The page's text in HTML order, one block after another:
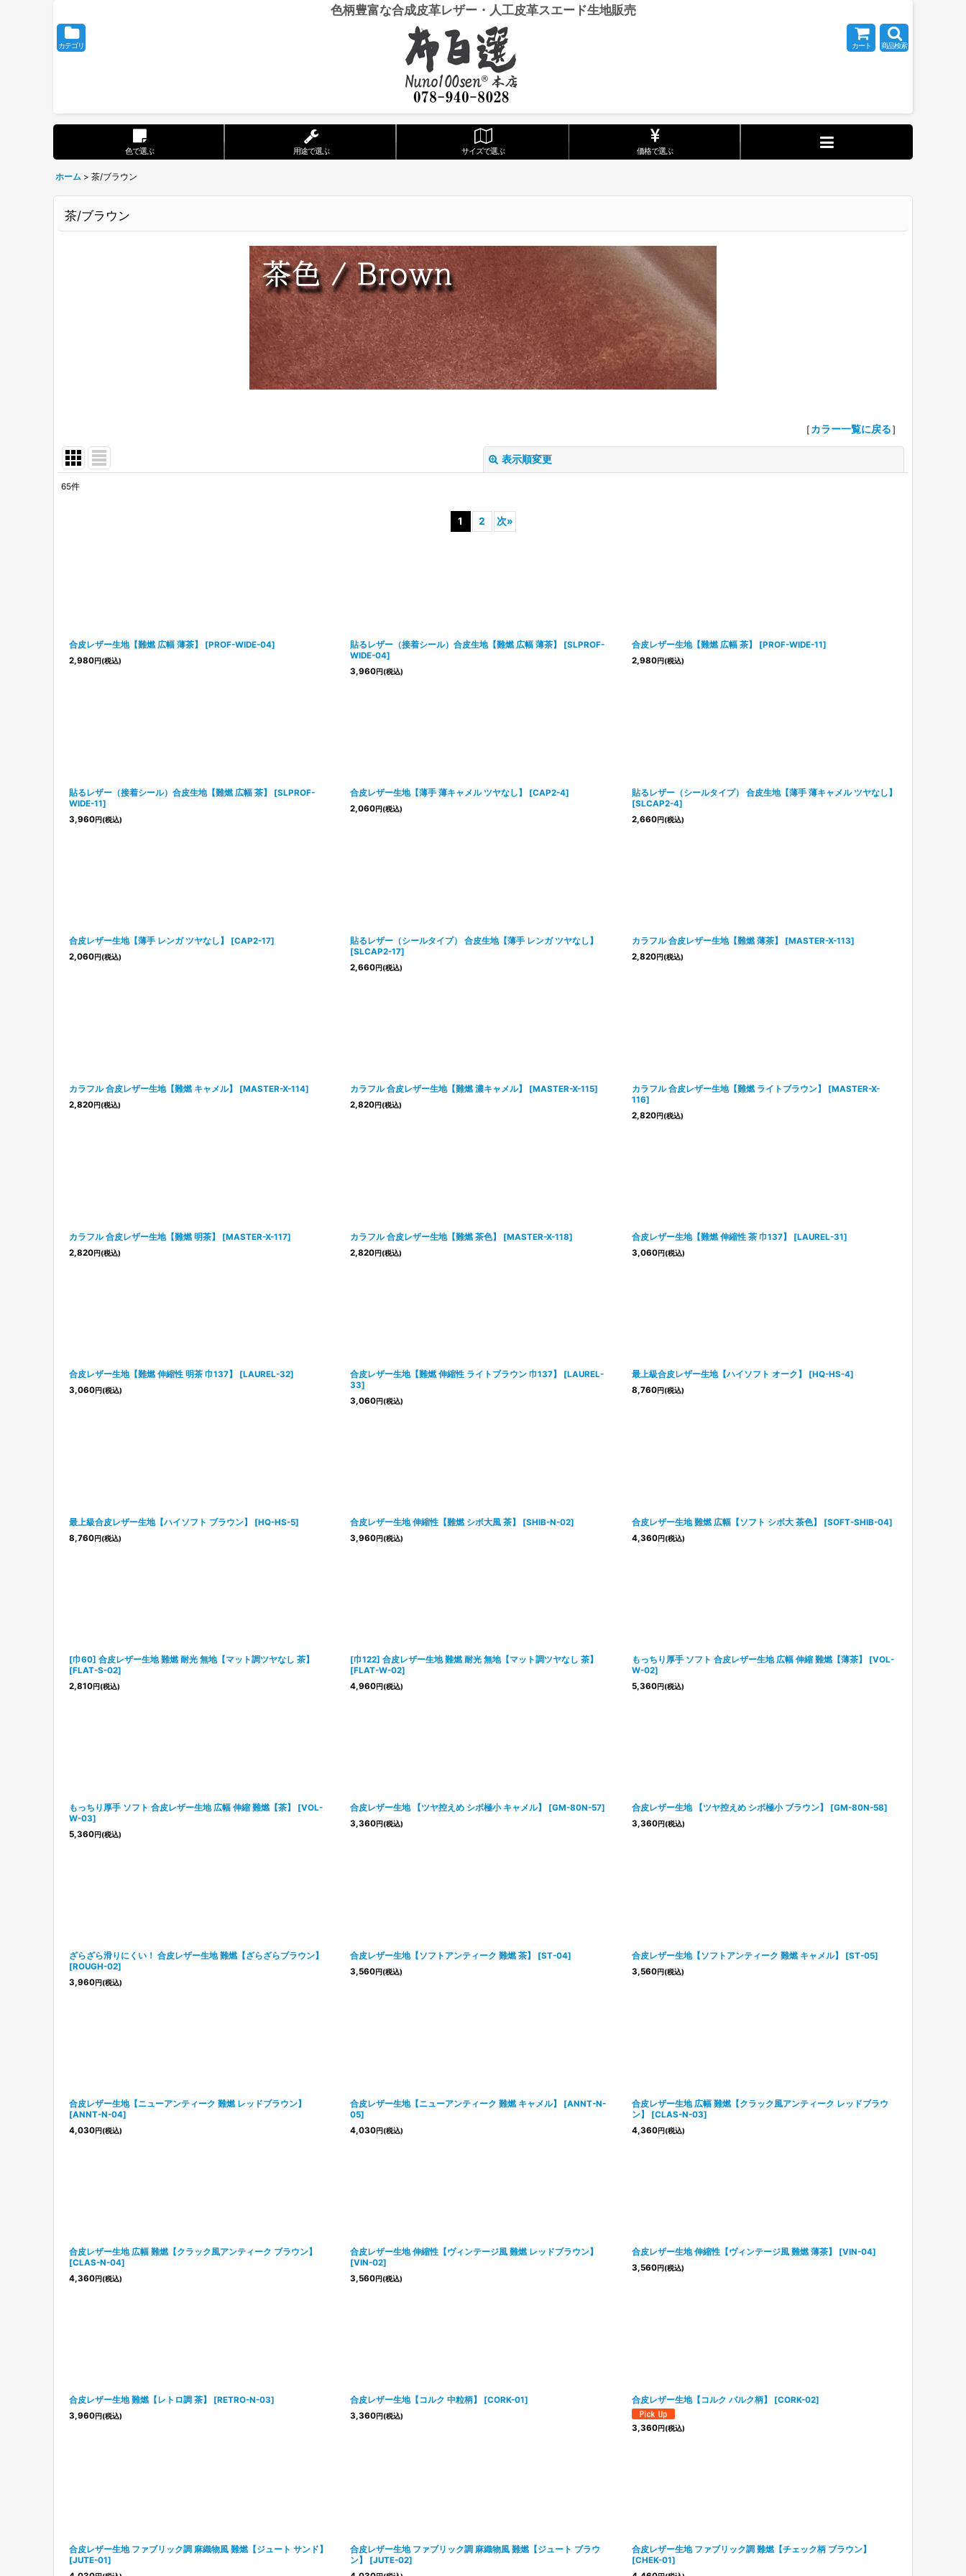
色柄豊富な合成皮革レザー・人工皮革スエード生地販売
カテゴリ カート 商品検索
色で選ぶ 用途で選ぶ サイズで選ぶ 価格で選ぶ
ホーム > 茶/ブラウン
茶/ブラウン
［カラー一覧に戻る］
表示順変更
65件
1 2 次»
合皮レザー生地【難燃 広幅 薄茶】 [PROF-WIDE-04]
2,980円(税込)
貼るレザー（接着シール）合皮生地【難燃 広幅 薄茶】 [SLPROF-
WIDE-04]
3,960円(税込)
合皮レザー生地【難燃 広幅 茶】 [PROF-WIDE-11]
2,980円(税込)
貼るレザー（接着シール）合皮生地【難燃 広幅 茶】 [SLPROF-
WIDE-11]
3,960円(税込)
合皮レザー生地【薄手 薄キャメル ツヤなし】 [CAP2-4]
2,060円(税込)
貼るレザー（シールタイプ） 合皮生地【薄手 薄キャメル ツヤなし】
[SLCAP2-4]
2,660円(税込)
合皮レザー生地【薄手 レンガ ツヤなし】 [CAP2-17]
2,060円(税込)
貼るレザー（シールタイプ） 合皮生地【薄手 レンガ ツヤなし】
[SLCAP2-17]
2,660円(税込)
カラフル 合皮レザー生地【難燃 薄茶】 [MASTER-X-113]
2,820円(税込)
カラフル 合皮レザー生地【難燃 キャメル】 [MASTER-X-114]
2,820円(税込)
カラフル 合皮レザー生地【難燃 濃キャメル】 [MASTER-X-115]
2,820円(税込)
カラフル 合皮レザー生地【難燃 ライトブラウン】 [MASTER-X-
116]
2,820円(税込)
カラフル 合皮レザー生地【難燃 明茶】 [MASTER-X-117]
2,820円(税込)
カラフル 合皮レザー生地【難燃 茶色】 [MASTER-X-118]
2,820円(税込)
合皮レザー生地【難燃 伸縮性 茶 巾137】 [LAUREL-31]
3,060円(税込)
合皮レザー生地【難燃 伸縮性 明茶 巾137】 [LAUREL-32]
3,060円(税込)
合皮レザー生地【難燃 伸縮性 ライトブラウン 巾137】 [LAUREL-
33]
3,060円(税込)
最上級合皮レザー生地【ハイソフト オーク】 [HQ-HS-4]
8,760円(税込)
最上級合皮レザー生地【ハイソフト ブラウン】 [HQ-HS-5]
8,760円(税込)
合皮レザー生地 伸縮性【難燃 シボ大風 茶】 [SHIB-N-02]
3,960円(税込)
合皮レザー生地 難燃 広幅【ソフト シボ大 茶色】 [SOFT-SHIB-04]
4,360円(税込)
[巾60] 合皮レザー生地 難燃 耐光 無地【マット調ツヤなし 茶】
[FLAT-S-02]
2,810円(税込)
[巾122] 合皮レザー生地 難燃 耐光 無地【マット調ツヤなし 茶】
[FLAT-W-02]
4,960円(税込)
もっちり厚手 ソフト 合皮レザー生地 広幅 伸縮 難燃【薄茶】 [VOL-
W-02]
5,360円(税込)
もっちり厚手 ソフト 合皮レザー生地 広幅 伸縮 難燃【茶】 [VOL-
W-03]
5,360円(税込)
合皮レザー生地 【ツヤ控えめ シボ極小 キャメル】 [GM-80N-57]
3,360円(税込)
合皮レザー生地 【ツヤ控えめ シボ極小 ブラウン】 [GM-80N-58]
3,360円(税込)
ざらざら滑りにくい！ 合皮レザー生地 難燃【ざらざらブラウン】
[ROUGH-02]
3,960円(税込)
合皮レザー生地【ソフトアンティーク 難燃 茶】 [ST-04]
3,560円(税込)
合皮レザー生地【ソフトアンティーク 難燃 キャメル】 [ST-05]
3,560円(税込)
合皮レザー生地【ニューアンティーク 難燃 レッドブラウン】
[ANNT-N-04]
4,030円(税込)
合皮レザー生地【ニューアンティーク 難燃 キャメル】 [ANNT-N-
05]
4,030円(税込)
合皮レザー生地 広幅 難燃【クラック風アンティーク レッドブラウ
ン】
[CLAS-N-03]
4,360円(税込)
合皮レザー生地 広幅 難燃【クラック風アンティーク ブラウン】
[CLAS-N-04]
4,360円(税込)
合皮レザー生地 伸縮性【ヴィンテージ風 難燃 レッドブラウン】
[VIN-02]
3,560円(税込)
合皮レザー生地 伸縮性【ヴィンテージ風 難燃 薄茶】 [VIN-04]
3,560円(税込)
合皮レザー生地 難燃【レトロ調 茶】 [RETRO-N-03]
3,960円(税込)
合皮レザー生地【コルク 中粒柄】 [CORK-01]
3,360円(税込)
合皮レザー生地【コルク バルク柄】 [CORK-02]
3,360円(税込)
合皮レザー生地 ファブリック調 麻織物風 難燃【ジュート サンド】
[JUTE-01]
合皮レザー生地 ファブリック調 麻織物風 難燃【ジュート ブラウ
ン】
[JUTE-02]
合皮レザー生地 ファブリック調 難燃【チェック柄 ブラウン】
[CHEK-01]